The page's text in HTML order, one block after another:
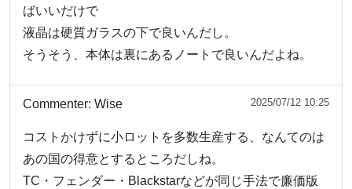
ばいいだけで
液晶は硬質ガラスの下で良いんだし。
そうそう、本体は裏にあるノートで良いんだよね。
Commenter: Wise 2025/07/12 10:25
コストかけずに小ロットを多数生産する、なんてのは
あの国の得意とするところだしね。
TC・フェンダー・Blackstarなどが同じ手法で廉価版